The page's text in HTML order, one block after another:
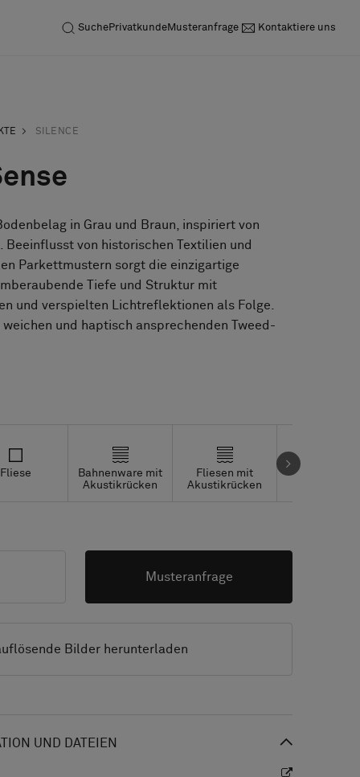
SuchePrivatkundeMusteranfrage Kontaktiere uns
SILENCE
in Grau und Braun, inspiriert von
Beeinflusst von historischen Textilien und
Parkettmustern sorgt die einzigartige
Tiefe und Struktur mit
und verspielten Lichtreflektionen als Folge.
und haptisch ansprechenden Tweed-
Fliese
Bahnenware mit
Akustikrücken
Fliesen mit
Akustikrücken
Studio Tiles
Musteranfrage
Bilder herunterladen
UND DATEIEN